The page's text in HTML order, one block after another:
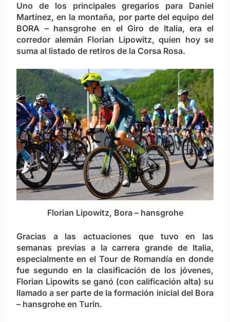
Uno de los principales gregarios para Daniel
Martínez, en la montaña, por parte del equipo del
BORA – hansgrohe en el Giro de Italia, era el
corredor alemán Florian Lipowitz, quien hoy se
suma al listado de retiros de la Corsa Rosa.
Florian Lipowitz, Bora – hansgrohe
Gracias a las actuaciones que tuvo en las
semanas previas a la carrera grande de Italia,
especialmente en el Tour de Romandía en donde
fue segundo en la clasificación de los jóvenes,
Florian Lipowits se ganó (con calificación alta) su
llamado a ser parte de la formación inicial del Bora
– hansgrohe en Turín.